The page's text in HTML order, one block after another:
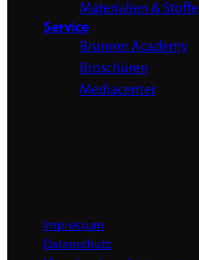
Materialien & Stoffe
Service
Brunner Academy
Broschüren
Mediacenter
Impressum
Datenschutz